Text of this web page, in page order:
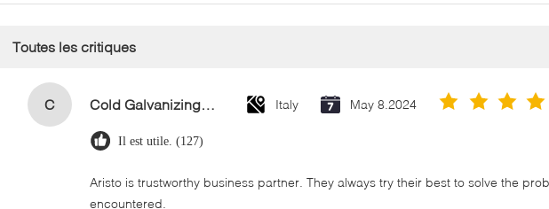
Toutes les critiques
C Italy May 8.2024
Il est utile. (127)
Aristo is trustworthy business partner. They always try their best to solve the
encountered.